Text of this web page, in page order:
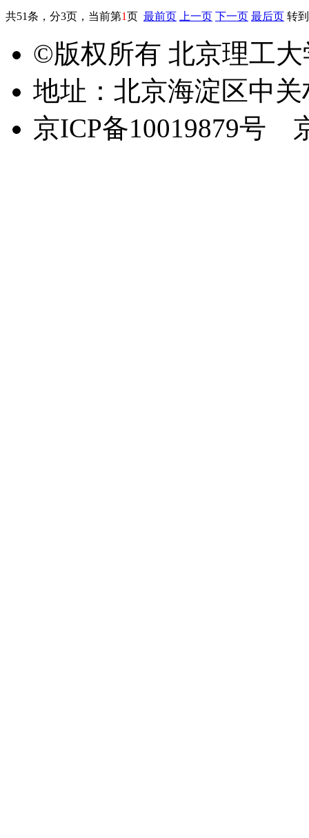
共51条，分3页，当前第1页 最前页 上一页 下一页 最后页 转到
©版权所有 北京理工
地址：北京海淀区中
京ICP备10019879号